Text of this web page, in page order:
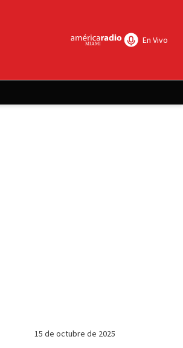
En Vivo
15 de octubre de 2025